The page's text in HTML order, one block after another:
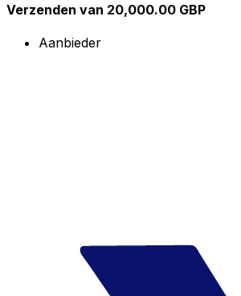
Verzenden van 20,000.00 GBP
Aanbieder